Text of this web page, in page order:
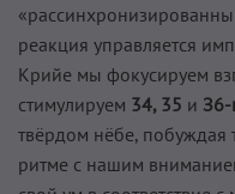
реакция управляется
Крийе мы фокусируем
стимулируем 34, 35 и
твёрдом нёбе, побуждая
ритме с нашим